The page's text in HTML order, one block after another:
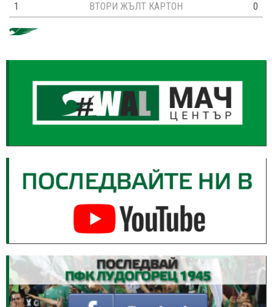
1
ВТОРИ ЖЪЛТ КАРТОН 0